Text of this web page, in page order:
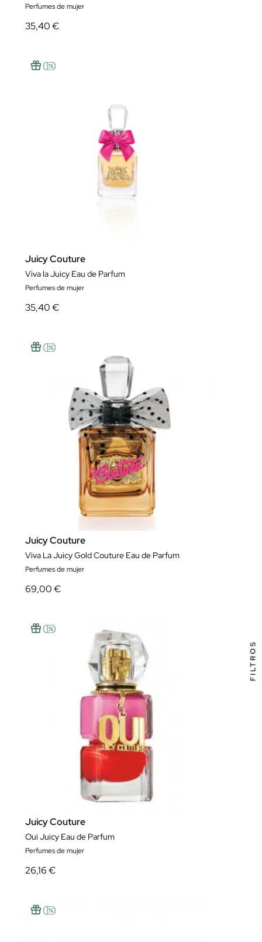
Perfumes de mujer
35,40 €
Juicy Couture
Viva la Juicy Eau de Parfum
Perfumes de mujer
35,40 €
Juicy Couture
Viva La Juicy Gold Couture Eau de Parfum
Perfumes de mujer
69,00 €
Juicy Couture
Oui Juicy Eau de Parfum
Perfumes de mujer
26,16 €
FILTROS